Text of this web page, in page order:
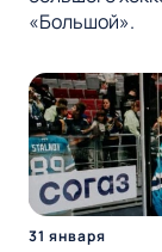
«Большой».
31 января